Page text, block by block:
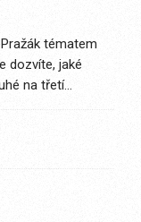
tématem
dozvíte, jaké
na třetí
téma hodinek